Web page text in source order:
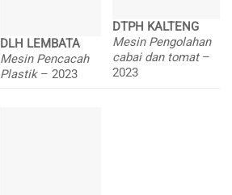
DLH LEMBATA
Mesin Pencacah
Plastik – 2023
DTPH KALTENG
Mesin Pengolahan
cabai dan tomat –
2023